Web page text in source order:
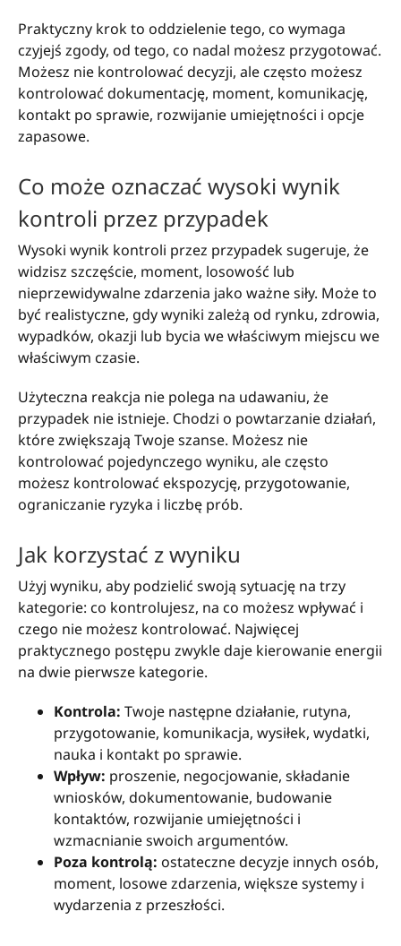
Praktyczny krok to oddzielenie tego, co wymaga
czyjejś zgody, od tego, co nadal możesz przygotować.
Możesz nie kontrolować decyzji, ale często możesz
kontrolować dokumentację, moment, komunikację,
kontakt po sprawie, rozwijanie umiejętności i opcje
zapasowe.
Co może oznaczać wysoki wynik
kontroli przez przypadek
Wysoki wynik kontroli przez przypadek sugeruje, że
widzisz szczęście, moment, losowość lub
nieprzewidywalne zdarzenia jako ważne siły. Może to
być realistyczne, gdy wyniki zależą od rynku, zdrowia,
wypadków, okazji lub bycia we właściwym miejscu we
właściwym czasie.
Użyteczna reakcja nie polega na udawaniu, że
przypadek nie istnieje. Chodzi o powtarzanie działań,
które zwiększają Twoje szanse. Możesz nie
kontrolować pojedynczego wyniku, ale często
możesz kontrolować ekspozycję, przygotowanie,
ograniczanie ryzyka i liczbę prób.
Jak korzystać z wyniku
Użyj wyniku, aby podzielić swoją sytuację na trzy
kategorie: co kontrolujesz, na co możesz wpływać i
czego nie możesz kontrolować. Najwięcej
praktycznego postępu zwykle daje kierowanie energii
na dwie pierwsze kategorie.
Kontrola: Twoje następne działanie, rutyna,
przygotowanie, komunikacja, wysiłek, wydatki,
nauka i kontakt po sprawie.
Wpływ: proszenie, negocjowanie, składanie
wniosków, dokumentowanie, budowanie
kontaktów, rozwijanie umiejętności i
wzmacnianie swoich argumentów.
Poza kontrolą: ostateczne decyzje innych osób,
moment, losowe zdarzenia, większe systemy i
wydarzenia z przeszłości.